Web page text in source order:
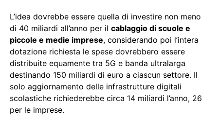
L’idea dovrebbe essere quella di investire non meno
di 40 miliardi all’anno per il cablaggio di scuole e
piccole e medie imprese, considerando poi l’intera
dotazione richiesta le spese dovrebbero essere
distribuite equamente tra 5G e banda ultralarga
destinando 150 miliardi di euro a ciascun settore. Il
solo aggiornamento delle infrastrutture digitali
scolastiche richiederebbe circa 14 miliardi l’anno, 26
per le imprese.